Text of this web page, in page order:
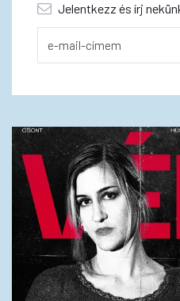
Jelentkezz és írj